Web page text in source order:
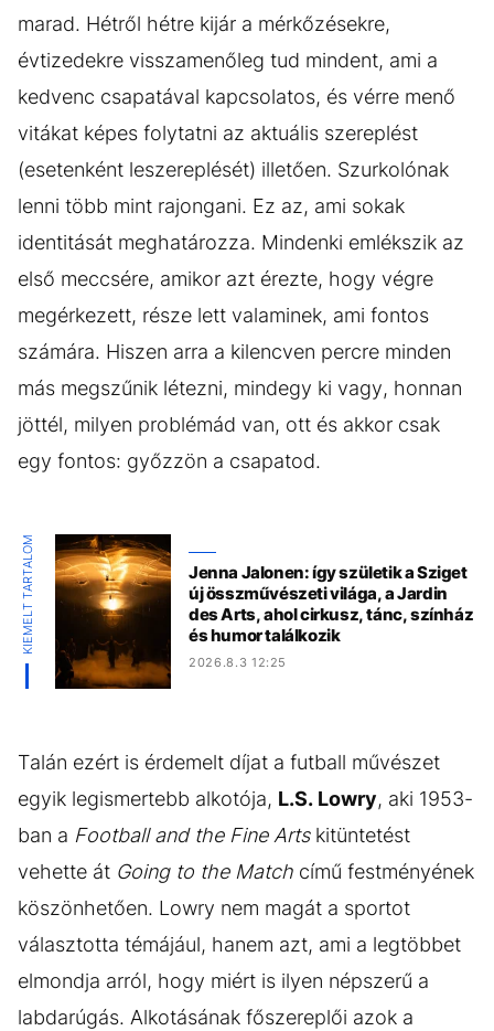
marad. Hétről hétre kijár a mérkőzésekre,
évtizedekre visszamenőleg tud mindent, ami a
kedvenc csapatával kapcsolatos, és vérre menő
vitákat képes folytatni az aktuális szereplést
(esetenként leszereplését) illetően. Szurkolónak
lenni több mint rajongani. Ez az, ami sokak
identitását meghatározza. Mindenki emlékszik az
első meccsére, amikor azt érezte, hogy végre
megérkezett, része lett valaminek, ami fontos
számára. Hiszen arra a kilencven percre minden
más megszűnik létezni, mindegy ki vagy, honnan
jöttél, milyen problémád van, ott és akkor csak
egy fontos: győzzön a csapatod.
KIEMELT TARTALOM
Jenna Jalonen: így születik a Sziget
új összművészeti világa, a Jardin
des Arts, ahol cirkusz, tánc, színház
és humor találkozik
2026.8.3 12:25
Talán ezért is érdemelt díjat a futball művészet
egyik legismertebb alkotója, L.S. Lowry, aki 1953-
ban a Football and the Fine Artskitüntetést
vehette át Going to the Match című festményének
köszönhetően. Lowry nem magát a sportot
választotta témájául, hanem azt, ami a legtöbbet
elmondja arról, hogy miért is ilyen népszerű a
labdarúgás. Alkotásának főszereplői azok a